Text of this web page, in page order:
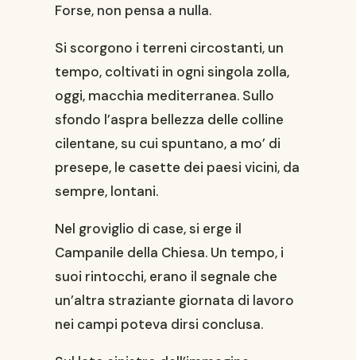
Forse, non pensa a nulla.
Si scorgono i terreni circostanti, un
tempo, coltivati in ogni singola zolla,
oggi, macchia mediterranea. Sullo
sfondo l’aspra bellezza delle colline
cilentane, su cui spuntano, a mo’ di
presepe, le casette dei paesi vicini, da
sempre, lontani.
Nel groviglio di case, si erge il
Campanile della Chiesa. Un tempo, i
suoi rintocchi, erano il segnale che
un’altra straziante giornata di lavoro
nei campi poteva dirsi conclusa.